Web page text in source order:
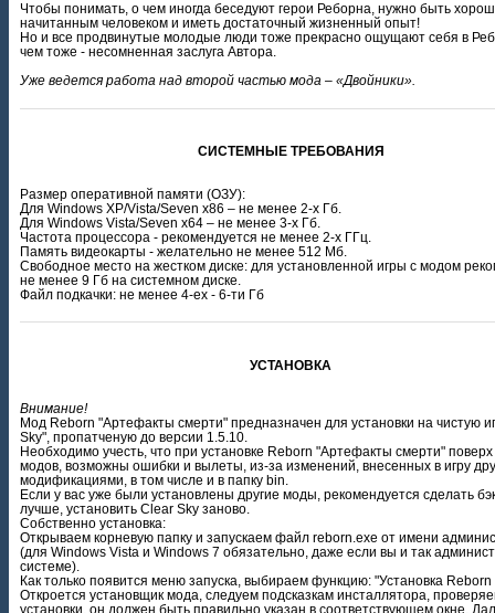
Чтобы понимать, о чем иногда беседуют герои Реборна, нужно быть
начитанным человеком и иметь достаточный жизненный опыт!
Но и все продвинутые молодые люди тоже прекрасно ощущают себя в
чем тоже - несомненная заслуга Автора.
Уже ведется работа над второй частью мода – «Двойники».
СИСТЕМНЫЕ ТРЕБОВАНИЯ
Размер оперативной памяти (ОЗУ):
Для Windows XP/Vista/Seven x86 – не менее 2-х Гб.
Для Windows Vista/Seven x64 – не менее 3-х Гб.
Частота процессора - рекомендуется не менее 2-х ГГц.
Память видеокарты - желательно не менее 512 Мб.
Свободное место на жестком диске: для установленной игры с модом
не менее 9 Гб на системном диске.
Файл подкачки: не менее 4-ех - 6-ти Гб
УСТАНОВКА
Внимание!
Мод Reborn "Артефакты смерти" предназначен для установки на чистую
Sky", пропатченую до версии 1.5.10.
Необходимо учесть, что при установке Reborn "Артефакты смерти" поверх
модов, возможны ошибки и вылеты, из-за изменений, внесенных в игру
модификациями, в том числе и в папку bin.
Если у вас уже были установлены другие моды, рекомендуется сделать
лучше, установить Clear Sky заново.
Собственно установка:
Открываем корневую папку и запускаем файл reborn.exe от имени
(для Windows Vista и Windows 7 обязательно, даже если вы и так
системе).
Как только появится меню запуска, выбираем функцию: "Установка Reborn
Откроется установщик мода, следуем подсказкам инсталлятора,
установки, он должен быть правильно указан в соответствующем окне.